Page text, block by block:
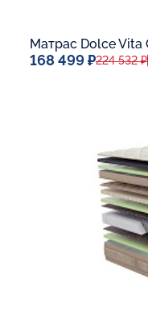
168 499 ₽224 532 ₽